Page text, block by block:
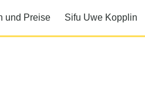
und Preise Sifu Uwe Kopplin